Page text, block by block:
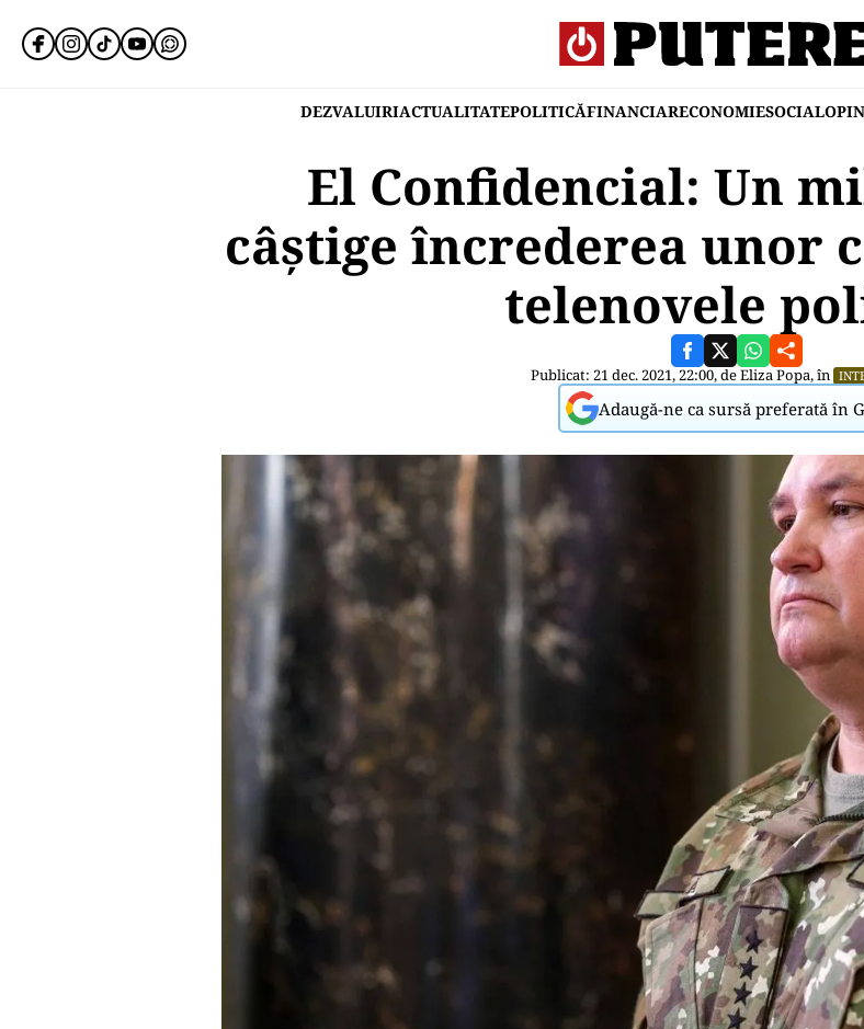
DEZVALUIRIACTUALITATEPOLITICĂFINANCIARECONOMIESOCIAL
El Confidencial: Un
câștige încrederea unor
telenovele
Publicat: 21 dec. 2021, 22:00, deEliza Popa, în
Adaugă-ne ca sursă preferată în